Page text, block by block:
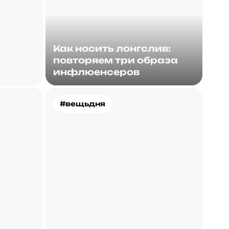
Как носить лонгслив:
повторяем три образа
инфлюенсеров
#вещьдня